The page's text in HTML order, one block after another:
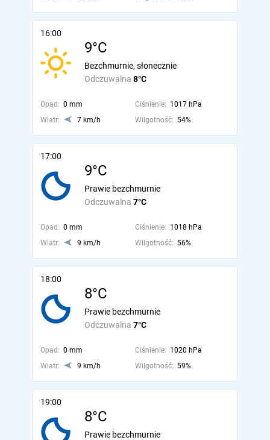
16:00
9°C
Odczuwalna 8°C
Bezchmurnie, słonecznie
Opad: 0 mm Ciśnienie: 1017 hPa
Wiatr:
7 km/h Wilgotność: 54%
17:00
9°C
Odczuwalna 7°C
Prawie bezchmurnie
Opad: 0 mm Ciśnienie: 1018 hPa
Wiatr:
9 km/h Wilgotność: 56%
18:00
8°C
Odczuwalna 7°C
Prawie bezchmurnie
Opad: 0 mm Ciśnienie: 1020 hPa
Wiatr:
9 km/h Wilgotność: 59%
19:00
8°C
Prawie bezchmurnie